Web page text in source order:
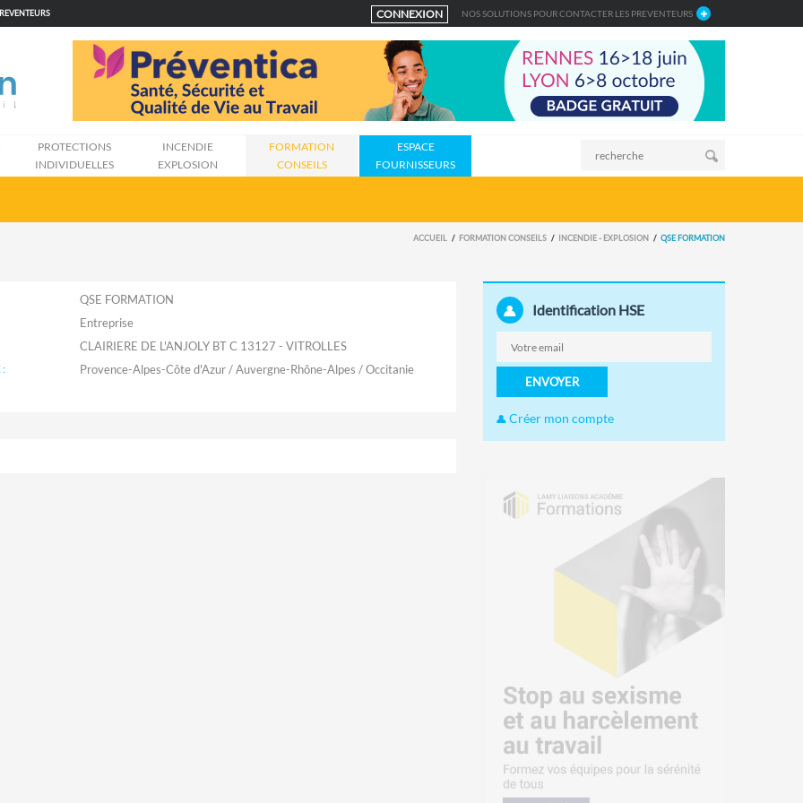
CONNEXION NOS SOLUTIONS POUR CONTACTER LES PREVENTEURS
PROTECTIONS
INDIVIDUELLES
INCENDIE
EXPLOSION
FORMATION
CONSEILS
ESPACE
FOURNISSEURS
ACCUEIL FORMATION CONSEILS INCENDIE - EXPLOSION QSE FORMATION
QSE FORMATION
Entreprise
CLAIRIERE DE L'ANJOLY BT C 13127 - VITROLLES
: Provence-Alpes-Côte d'Azur / Auvergne-Rhône-Alpes / Occitanie
Identification HSE
ENVOYER
Créer mon compte